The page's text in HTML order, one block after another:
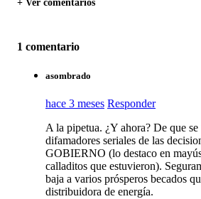
+ Ver comentarios
1 comentario
asombrado
hace 3 meses Responder
A la pipetua. ¿Y ahora? De que
difamadores seriales de las
GOBIERNO (lo destaco en
calladitos que estuvieron).
baja a varios prósperos becados
distribuidora de energía.